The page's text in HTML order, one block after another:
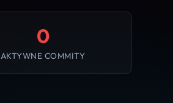
0
AKTYWNE COMMITY